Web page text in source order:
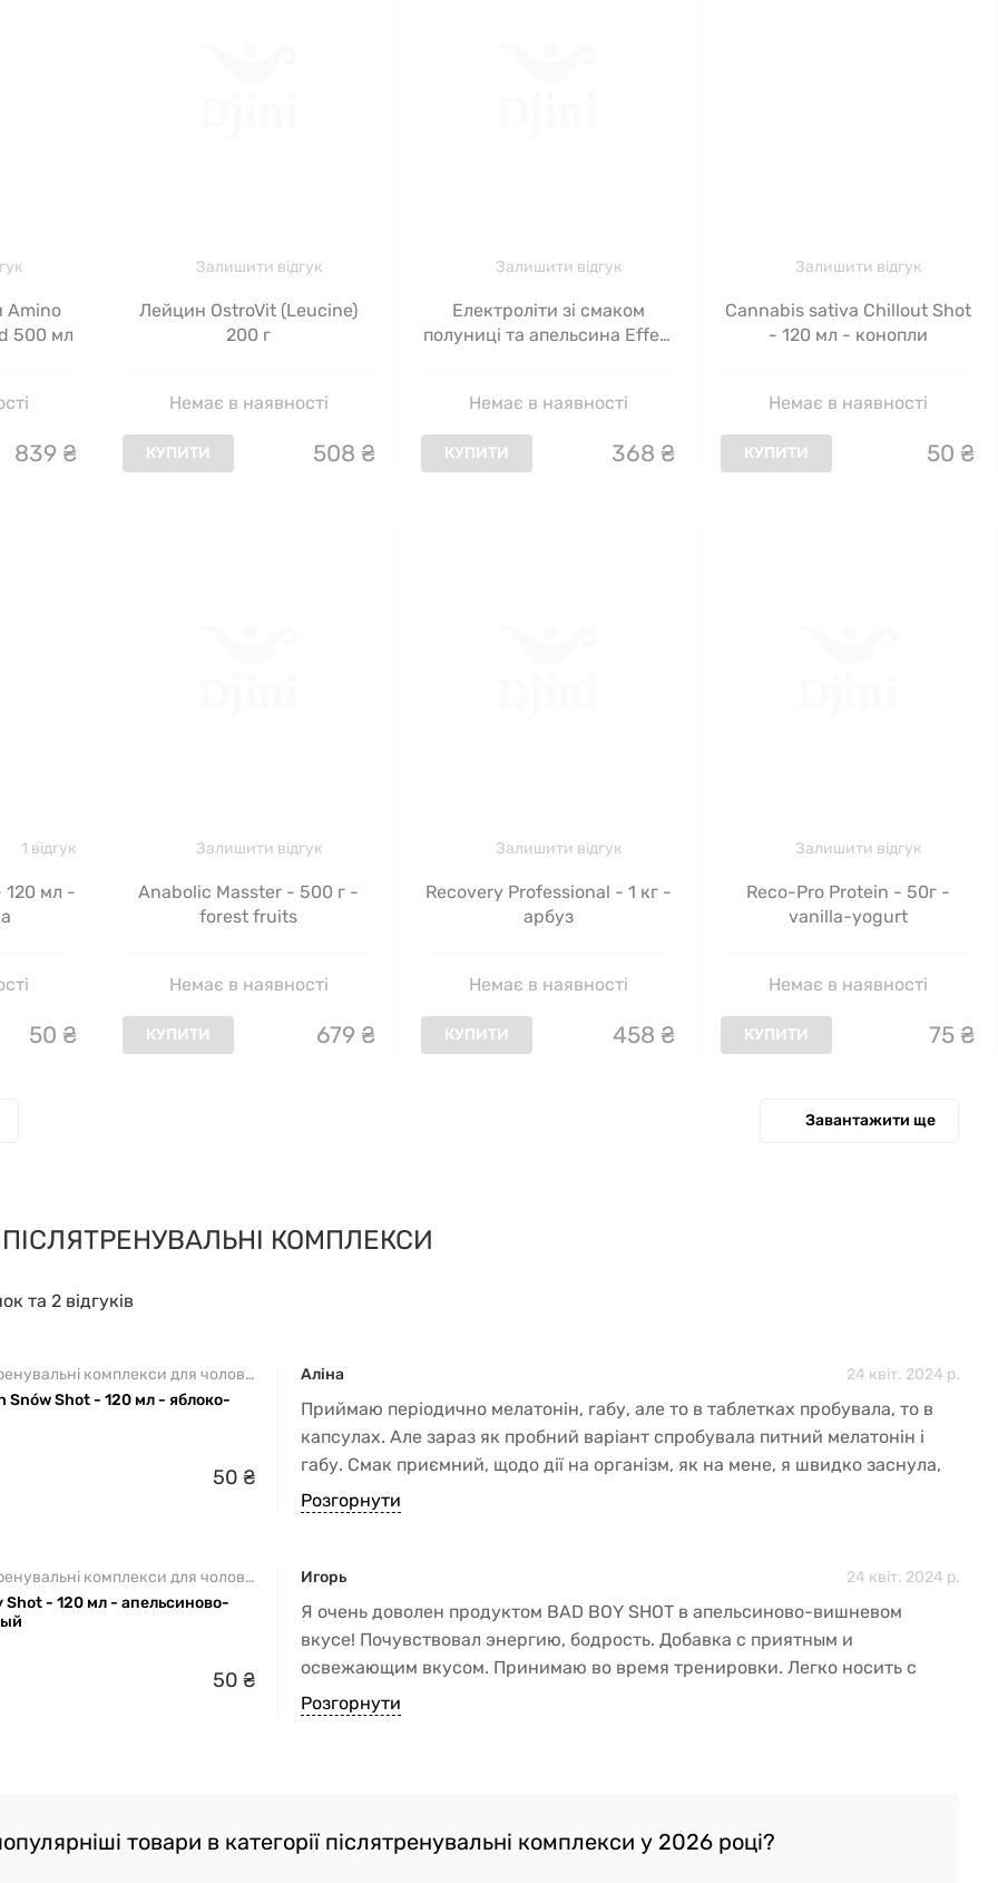
Amino
500 мл
839 ₴
Залишити відгук
Лейцин OstroVit (Leucine)
200 г
Немає в наявності
КУПИТИ 508 ₴
Залишити відгук
Електроліти зі смаком
полуниці та апельсина Effer-
Немає в наявності
КУПИТИ 368 ₴
Залишити відгук
Cannabis sativa Chillout Shot
- 120 мл - конопли
Немає в наявності
КУПИТИ 50 ₴
1 відгук
120 мл -
50 ₴
Залишити відгук
Anabolic Masster - 500 г -
forest fruits
Немає в наявності
КУПИТИ 679 ₴
Залишити відгук
Recovery Professional - 1 кг -
арбуз
Немає в наявності
КУПИТИ 458 ₴
Залишити відгук
Reco-Pro Protein - 50г -
vanilla-yogurt
Немає в наявності
КУПИТИ 75 ₴
Завантажити ще
КОМПЛЕКСИ
та 2 відгуків
Передтренувальні комплекси для чоловіків
Snów Shot - 120 мл - яблоко-
50 ₴
Аліна 24 квіт. 2024 р.
Приймаю періодично мелатонін, габу, але то в таблетках пробувала, то в
капсулах. Але зараз як пробний варіант спробувала питний мелатонін і
габу. Смак приємний, щодо дії на організм, як на мене, я швидко заснула,
ніж від таблетованої форми. Думаю можна використовувати як
Розгорнути
Передтренувальні комплекси для чоловіків
Shot - 120 мл - апельсиново-
50 ₴
Игорь 24 квіт. 2024 р.
Я очень доволен продуктом BAD BOY SHOT в апельсиново-вишневом
вкусе! Почувствовал энергию, бодрость. Добавка с приятным и
освежающим вкусом. Принимаю во время тренировки. Легко носить с
собой в сумке, не занимает много места.
Розгорнути
товари в категорії післятренувальні комплекси у 2026 році?